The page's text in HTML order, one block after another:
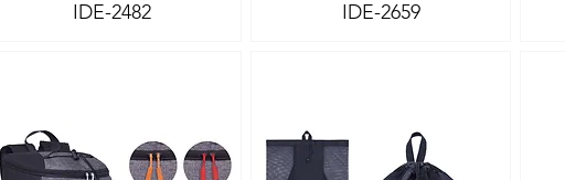
Vista rápida
IDE-2482 Vista rápida
IDE-2659